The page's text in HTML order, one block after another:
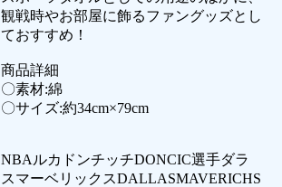
観戦時やお部屋に飾るファングッズとし
ておすすめ！
商品詳細
〇素材:綿
〇サイズ:約34cm×79cm
NBAルカドンチッチDONCIC選手ダラ
スマーベリックスDALLASMAVERICHS